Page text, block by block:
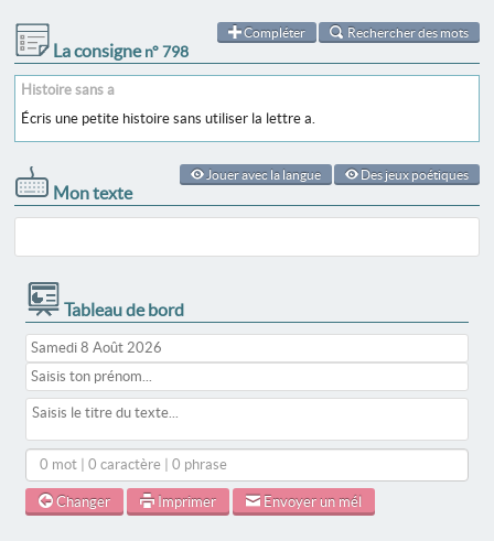
Compléter Rechercher des mots
La consignen° 798
Histoire sans a
Écris une petite histoire sans utiliser la lettre a.
Jouer avec la langue Des jeux poétiques
Mon texte
Tableau de bord
0 mot | 0 caractère | 0 phrase
Changer Imprimer Envoyer un mél